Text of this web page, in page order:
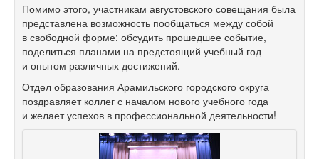
Помимо этого, участникам августовского совещания была
представлена возможность пообщаться между собой
в свободной форме: обсудить прошедшее событие,
поделиться планами на предстоящий учебный год
и опытом различных достижений.
Отдел образования Арамильского городского округа
поздравляет коллег с началом нового учебного года
и желает успехов в профессиональной деятельности!